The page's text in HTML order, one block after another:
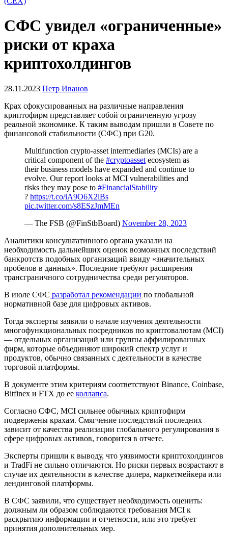
СФС увидел «ограниченные»
риски от краха
криптохолдингов
28.11.2023 Петр Иванов
Крах сфокусированных на различные направления
криптофирм представляет собой ограниченную угрозу
реальной экономике. К таким выводам пришли в Совете по
финансовой стабильности (СФС) при G20.
Multifunction crypto-asset intermediaries (MCIs) are a
critical component of the #cryptoasset ecosystem as
their business models have expanded and continue to
evolve. Our report looks at MCI vulnerabilities and
risks they may pose to #FinancialStability
? https://t.co/iA9O6X2lBs
pic.twitter.com/s8ESzJmMEn
— The FSB (@FinStbBoard) November 28, 2023
Аналитики консультативного органа указали на
необходимость дальнейших оценок возможных последствий
банкротств подобных организаций ввиду «значительных
пробелов в данных». Последние требуют расширения
трансграничного сотрудничества среди регуляторов.
В июле СФС разработал рекомендации по глобальной
нормативной базе для цифровых активов.
Тогда эксперты заявили о начале изучения деятельности
многофункциональных посредников по криптовалютам (MCI)
— отдельных организаций или группы аффилированных
фирм, которые объединяют широкий спектр услуг и
продуктов, обычно связанных с деятельности в качестве
торговой платформы.
В документе этим критериям соответствуют Binance, Coinbase,
Bitfinex и FTX до ее коллапса.
Согласно СФС, MCI сильнее обычных криптофирм
подвержены крахам. Смягчение последствий последних
зависит от качества реализации глобального регулирования в
сфере цифровых активов, говорится в отчете.
Эксперты пришли к выводу, что уязвимости криптохолдингов
и TradFi не сильно отличаются. Но риски первых возрастают в
случае их деятельности в качестве дилера, маркетмейкера или
лендинговой платформы.
В СФС заявили, что существует необходимость оценить:
должным ли образом соблюдаются требования MCI к
раскрытию информации и отчетности, или это требует
принятия дополнительных мер.